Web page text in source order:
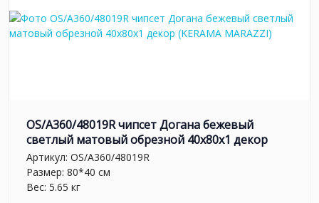
OS/A360/48019R чипсет Догана бежевый
светлый матовый обрезной 40x80x1 декор
Артикул: OS/A360/48019R
Размер: 80*40 см
Вес: 5.65 кг